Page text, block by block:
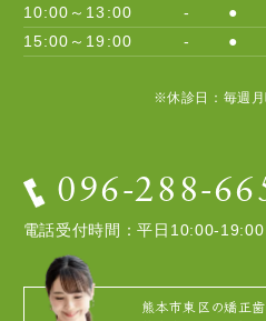
10:00～13:00
- ●
15:00～19:00
- ●
※休診日：毎週月
096-288-
電話受付時間：平日10:00-
熊本市東区の矯正